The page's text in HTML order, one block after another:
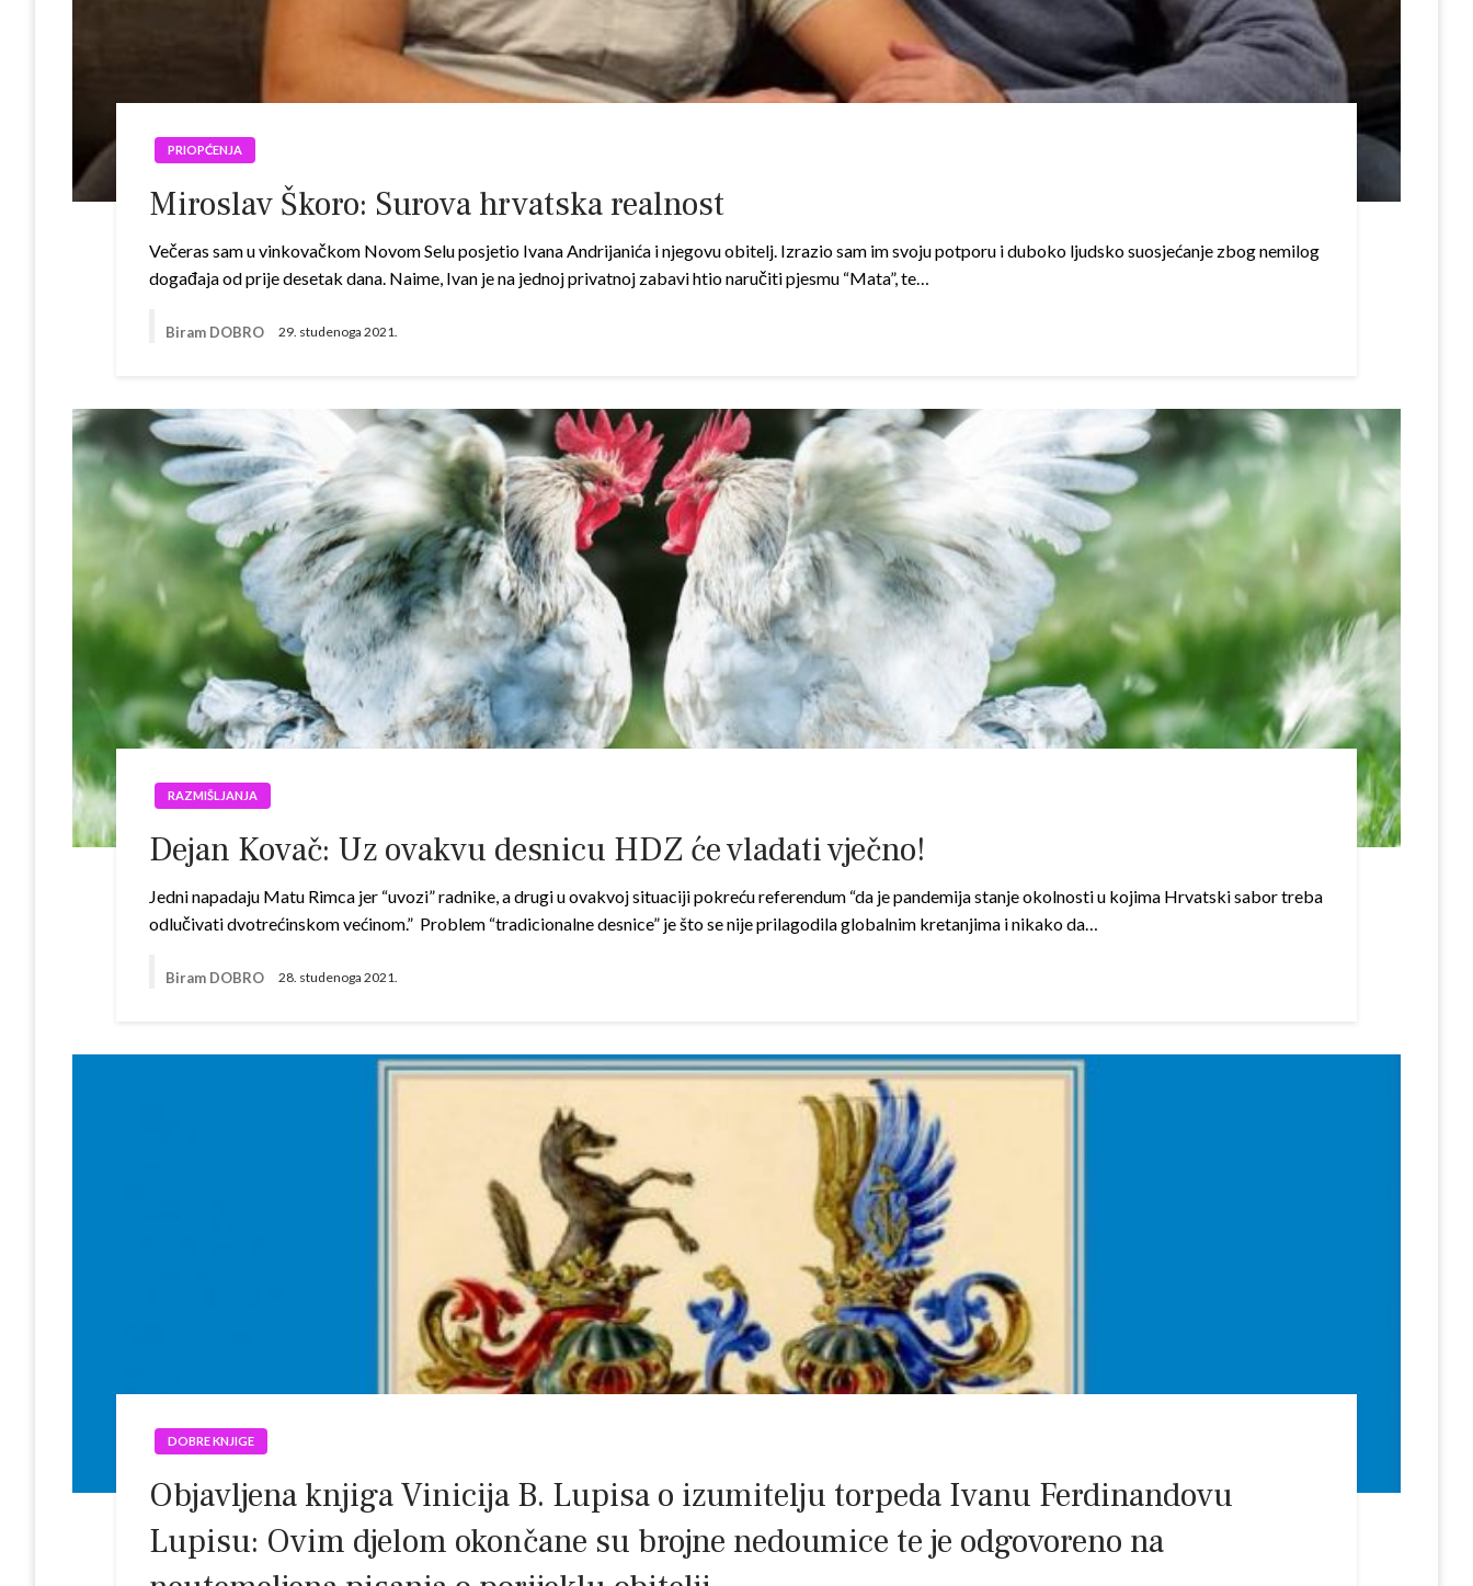
PRIOPĆENJA
Miroslav Škoro: Surova hrvatska realnost
Večeras sam u vinkovačkom Novom Selu posjetio Ivana Andrijanića i njegovu obitelj. Izrazio sam im svoju potporu i duboko ljudsko suosjećanje zbog nemilog
događaja od prije desetak dana. Naime, Ivan je na jednoj privatnoj zabavi htio naručiti pjesmu “Mata”, te…
Biram DOBRO 29. studenoga 2021.
RAZMIŠLJANJA
Dejan Kovač: Uz ovakvu desnicu HDZ će vladati vječno!
Jedni napadaju Matu Rimca jer “uvozi” radnike, a drugi u ovakvoj situaciji pokreću referendum “da je pandemija stanje okolnosti u kojima Hrvatski sabor treba
odlučivati dvotrećinskom većinom.” Problem “tradicionalne desnice” je što se nije prilagodila globalnim kretanjima i nikako da…
Biram DOBRO 28. studenoga 2021.
DOBRE KNJIGE
Objavljena knjiga Vinicija B. Lupisa o izumitelju torpeda Ivanu Ferdinandovu
Lupisu: Ovim djelom okončane su brojne nedoumice te je odgovoreno na